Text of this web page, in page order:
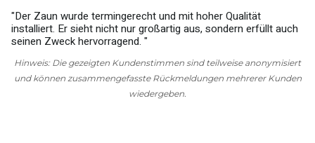
"Der Zaun wurde termingerecht und mit hoher Qualität
installiert. Er sieht nicht nur großartig aus, sondern erfüllt auch
seinen Zweck hervorragend. "
Hinweis: Die gezeigten Kundenstimmen sind teilweise anonymisiert
und können zusammengefasste Rückmeldungen mehrerer Kunden
wiedergeben.